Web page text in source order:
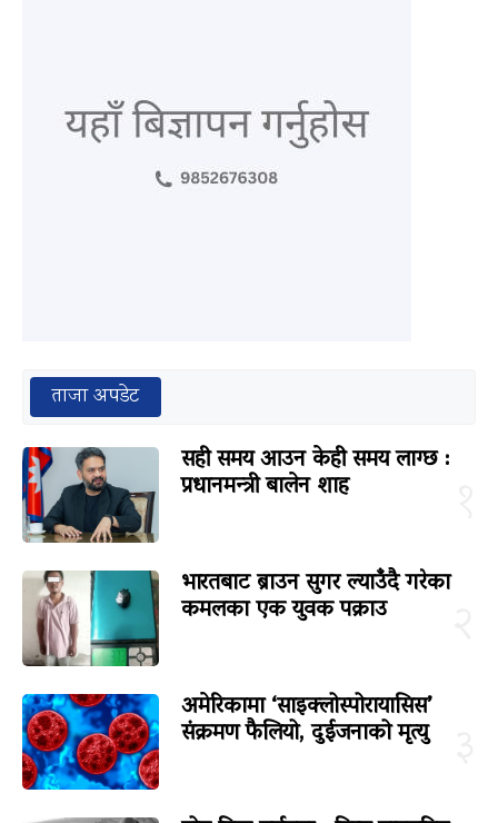
ताजा अपडेट
सही समय आउन केही समय लाग्छ :
प्रधानमन्त्री बालेन शाह
भारतबाट ब्राउन सुगर ल्याउँदै गरेका
कमलका एक युवक पक्राउ
अमेरिकामा ‘साइक्लोस्पोरायासिस’
संक्रमण फैलियो, दुईजनाको मृत्यु